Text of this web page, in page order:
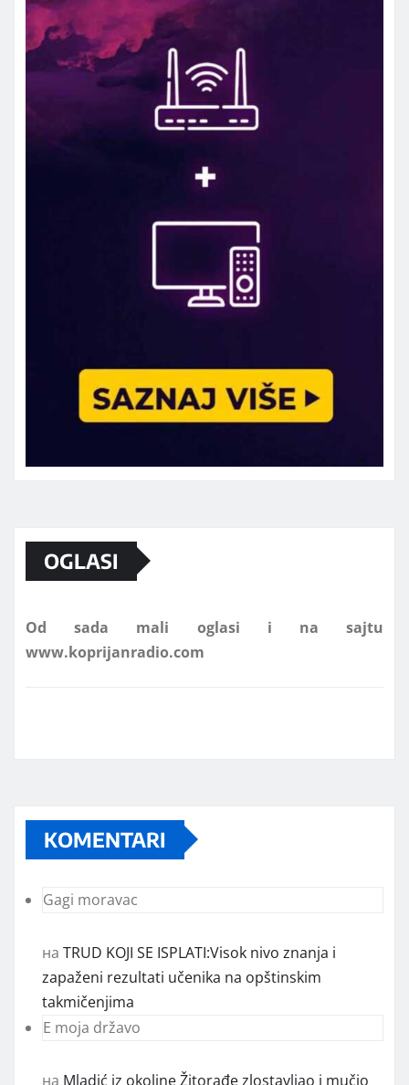
OGLASI
Od sada mali oglasi i na sajtu
KOMENTARI
Gagi moravac
на TRUD KOJI SE ISPLATI:Visok nivo znanja i
zapaženi rezultati učenika na opštinskim
takmičenjima
E moja državo
на Mladić iz okoline Žitorađe zlostavljao i mučio